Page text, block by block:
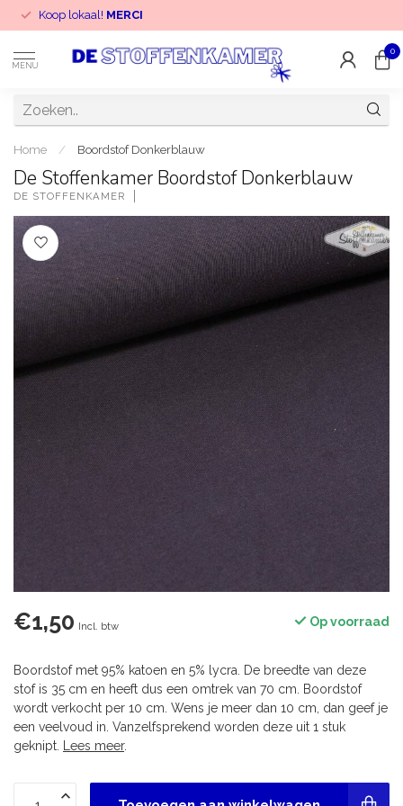
Koop lokaal! MERCI
MENU
0
Home / Boordstof Donkerblauw
De Stoffenkamer Boordstof Donkerblauw
DE STOFFENKAMER
€1,50 Incl. btw Op voorraad
Boordstof met 95% katoen en 5% lycra. De breedte van deze
stof is 35 cm en heeft dus een omtrek van 70 cm. Boordstof
wordt verkocht per 10 cm. Wens je meer dan 10 cm, dan geef je
een veelvoud in. Vanzelfsprekend worden deze uit 1 stuk
geknipt.
Lees meer.